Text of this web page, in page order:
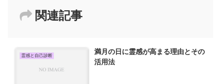
関連記事
霊感と自己診断
満月の日に霊感が高まる理由とその
活用法